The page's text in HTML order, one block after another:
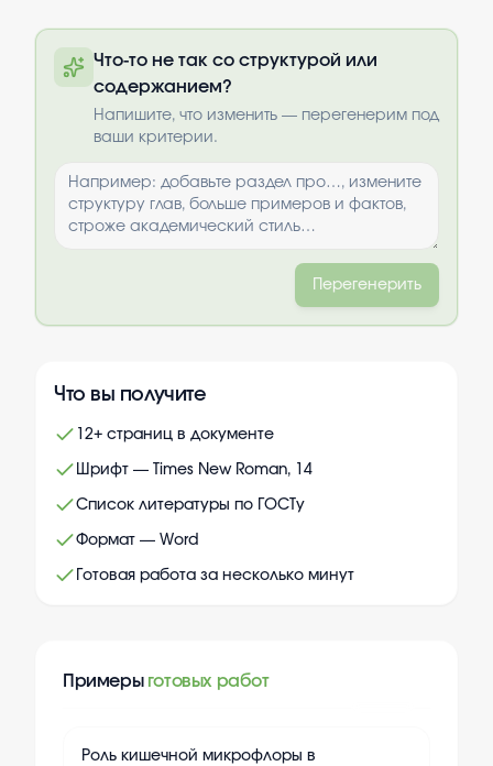
оплаты
Что-то не так со структурой или
содержанием?
Напишите, что изменить — перегенерим под
ваши критерии.
Перегенерить
Что вы получите
12+ страниц в документе
Шрифт — Times New Roman, 14
Список литературы по ГОСТу
Формат — Word
Готовая работа за несколько минут
Примеры готовых работ
Роль кишечной микрофлоры в